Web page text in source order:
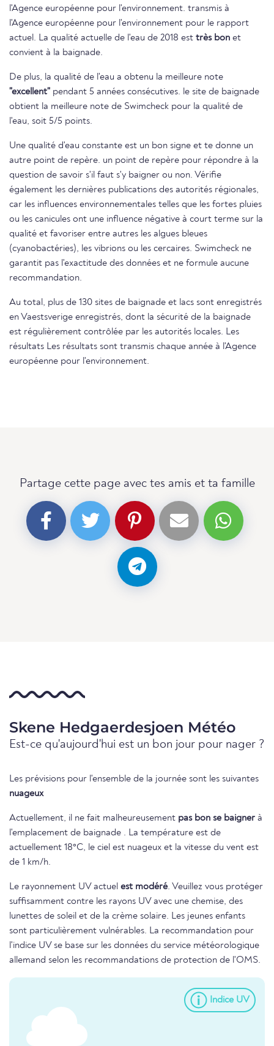
l'Agence européenne pour l'environnement. transmis à
l'Agence européenne pour l'environnement pour le rapport
actuel. La qualité actuelle de l'eau de 2018 est très bon et
convient à la baignade.
De plus, la qualité de l'eau a obtenu la meilleure note
"excellent" pendant 5 années consécutives. le site de baignade
obtient la meilleure note de Swimcheck pour la qualité de
l'eau, soit 5/5 points.
Une qualité d'eau constante est un bon signe et te donne un
autre point de repère. un point de repère pour répondre à la
question de savoir s'il faut s'y baigner ou non. Vérifie
également les dernières publications des autorités régionales,
car les influences environnementales telles que les fortes pluies
ou les canicules ont une influence négative à court terme sur la
qualité et favoriser entre autres les algues bleues
(cyanobactéries), les vibrions ou les cercaires. Swimcheck ne
garantit pas l'exactitude des données et ne formule aucune
recommandation.
Au total, plus de 130 sites de baignade et lacs sont enregistrés
en Vaestsverige enregistrés, dont la sécurité de la baignade
est régulièrement contrôlée par les autorités locales. Les
résultats Les résultats sont transmis chaque année à l'Agence
européenne pour l'environnement.
Partage cette page avec tes amis et ta famille
Skene Hedgaerdesjoen Météo
Est-ce qu'aujourd'hui est un bon jour pour nager ?
Les prévisions pour l'ensemble de la journée sont les suivantes
nuageux
Actuellement, il ne fait malheureusement pas bon se baigner à
l'emplacement de baignade . La température est de
actuellement 18°C, le ciel est nuageux et la vitesse du vent est
de 1 km/h.
Le rayonnement UV actuel est modéré. Veuillez vous protéger
suffisamment contre les rayons UV avec une chemise, des
lunettes de soleil et de la crème solaire. Les jeunes enfants
sont particulièrement vulnérables. La recommandation pour
l'indice UV se base sur les données du service météorologique
allemand selon les recommandations de protection de l'OMS.
Indice UV